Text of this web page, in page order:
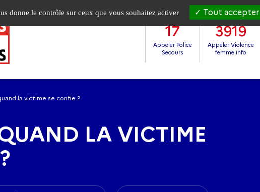
17
Appeler Police
Secours
3919
Appeler Violence
femme info
la victime se confie ?
LA VICTIME
donne le contrôle sur ceux que vous souhaitez activer Tout accepter